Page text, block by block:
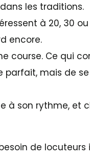
les traditions.
à 20, 30
encore.
course. Ce qui
parfait, mais de
à son rythme, et
de